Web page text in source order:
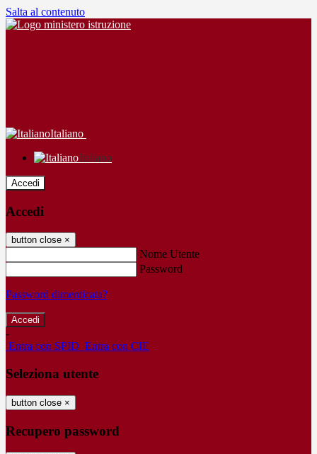
Salta al contenuto
Italiano
Italiano
Accedi
Accedi
button close ×
Nome Utente
Password
Password dimenticata?
-
Entra con SPID Entra con CIE
Seleziona utente
button close ×
Recupero password